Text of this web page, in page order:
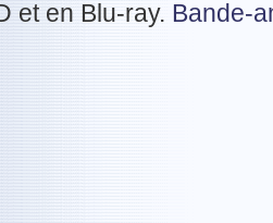
et en Blu-ray. Bande-